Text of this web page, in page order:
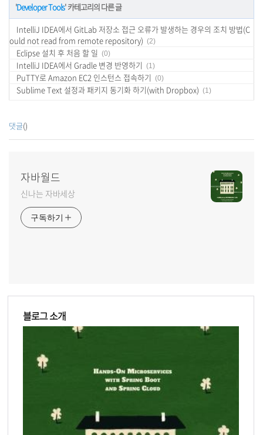
'Developer Tools' 카테고리의 다른 글
IntelliJ IDEA에서 GitLab 저장소 접근 오류가 발생하는 경우의 조치 방법(C
ould not read from remote repository) (2)
Eclipse 설치 후 처음 할 일 (0)
IntelliJ IDEA에서 Gradle 변경 반영하기 (1)
PuTTY로 Amazon EC2 인스턴스 접속하기 (0)
Sublime Text 설정과 패키지 동기화 하기(with Dropbox) (1)
댓글()
자바월드
신나는 자바세상
구독하기
블로그 소개